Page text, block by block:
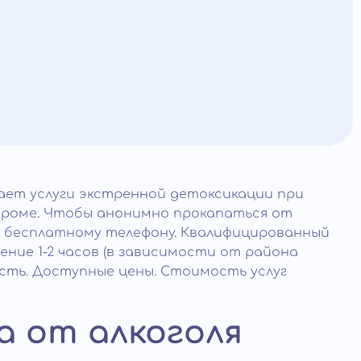
услуги экстренной детоксикации при
Чтобы анонимно прокапаться от
бесплатному телефону. Квалифицированный
1-2 часов (в зависимости от района
Доступные цены. Стоимость услуг
от алкоголя